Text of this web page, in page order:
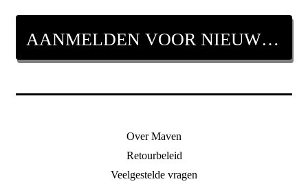
AANMELDEN VOOR NIEUWSBRIEF
Over Maven
Retourbeleid
Veelgestelde vragen